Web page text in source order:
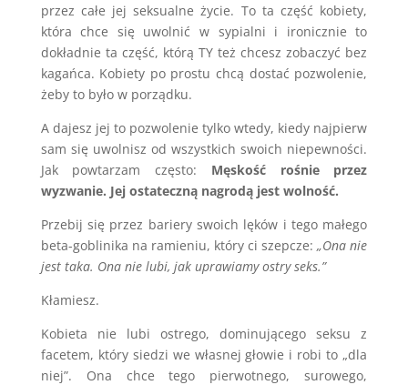
przez całe jej seksualne życie. To ta część kobiety,
która chce się uwolnić w sypialni i ironicznie to
dokładnie ta część, którą TY też chcesz zobaczyć bez
kagańca. Kobiety po prostu chcą dostać pozwolenie,
żeby to było w porządku.
A dajesz jej to pozwolenie tylko wtedy, kiedy najpierw
sam się uwolnisz od wszystkich swoich niepewności.
Jak powtarzam często: Męskość rośnie przez
wyzwanie. Jej ostateczną nagrodą jest wolność.
Przebij się przez bariery swoich lęków i tego małego
beta-goblinika na ramieniu, który ci szepcze:„Ona nie
jest taka. Ona nie lubi, jak uprawiamy ostry seks.”
Kłamiesz.
Kobieta nie lubi ostrego, dominującego seksu z
facetem, który siedzi we własnej głowie i robi to „dla
niej”. Ona chce tego pierwotnego, surowego,